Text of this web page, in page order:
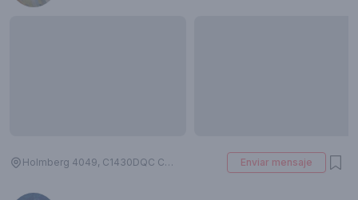
Holmberg 4049, C1430DQC Cdad. Autónoma de Buenos Aires, Argentina Enviar mensaje